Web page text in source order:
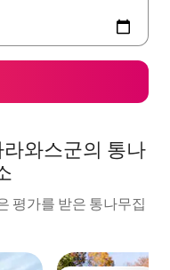
와스군의 통나
평가를 받은 통나무집